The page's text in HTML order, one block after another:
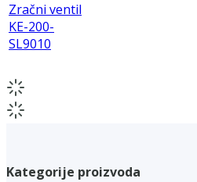
Zračni ventil
KE-200-
SL9010
Kategorije proizvoda